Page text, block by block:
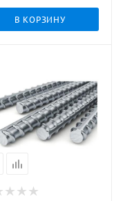
В КОРЗИНУ